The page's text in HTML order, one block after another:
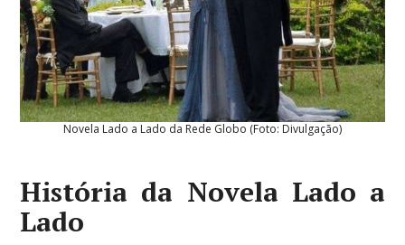
Novela Lado a Lado da Rede Globo (Foto: Divulgação)
História da Novela Lado a
Lado